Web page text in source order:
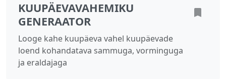
KUUPÄEVAVAHEMIKU
GENERAATOR
Looge kahe kuupäeva vahel kuupäevade
loend kohandatava sammuga, vorminguga
ja eraldajaga